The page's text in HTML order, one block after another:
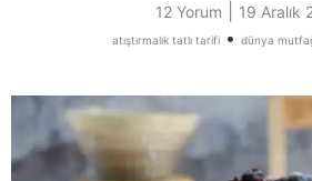
12 Yorum 19 Aralık
atıştırmalık tatlı tarifi• dünya